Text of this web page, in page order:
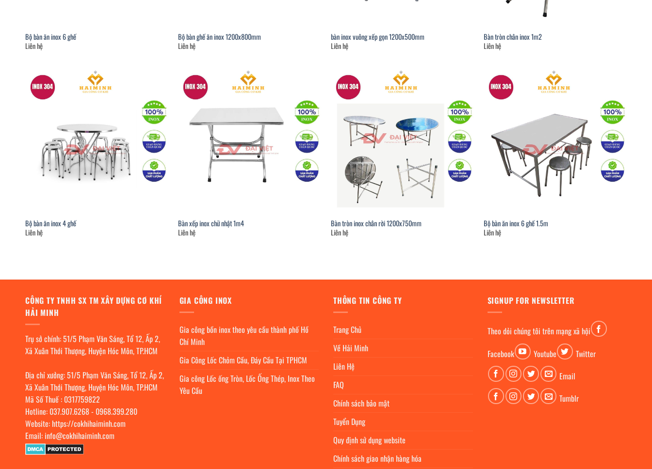
Bộ bàn ăn inox 6 ghế
Liên hệ
Bộ bàn ghế ăn inox 1200x800mm
Liên hệ
bàn inox vuông xếp gọn 1200x500mm
Liên hệ
Bàn tròn chân inox 1m2
Liên hệ
Bộ bàn ăn inox 4 ghế
Liên hệ
Bàn xếp inox chữ nhật 1m4
Liên hệ
Bàn tròn inox chân rời 1200x750mm
Liên hệ
Bộ bàn ăn inox 6 ghế 1.5m
Liên hệ
CÔNG TY TNHH SX TM XÂY DỰNG CƠ KHÍ
HẢI MINH
Trụ sở chính: 51/5 Phạm Văn Sáng, Tổ 12, Ấp 2,
Xã Xuân Thới Thượng, Huyện Hóc Môn, TP.HCM
Địa chỉ xưởng: 51/5 Phạm Văn Sáng, Tổ 12, Ấp 2,
Xã Xuân Thới Thượng, Huyện Hóc Môn, TP.HCM
Mã Số Thuế : 0317759822
Hotline: 037.907.6268- 0968.399.280
Website: https://cokhihaiminh.com
Email: info@cokhihaiminh.com
GIA CÔNG INOX
Gia công bồn inox theo yêu cầu thành phố Hồ
Chí Minh
Gia Công Lốc Chỏm Cầu, Đáy Cầu Tại TPHCM
Gia công Lốc ống Tròn, Lốc Ống Thép, Inox Theo
Yêu Cầu
THÔNG TIN CÔNG TY
Trang Chủ
Về Hải Minh
Liên Hệ
FAQ
Chính sách bảo mật
Tuyển Dụng
Quy định sử dụng website
Chính sách giao nhận hàng hóa
SIGNUP FOR NEWSLETTER
Theo dỏi chúng tôi trên mạng xã hội
Facebook
Youtube
Twitter
Email
Tumblr